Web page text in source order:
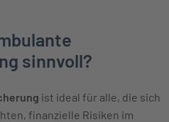
sinnvoll?
ist ideal für alle, die sich
finanzielle Risiken im